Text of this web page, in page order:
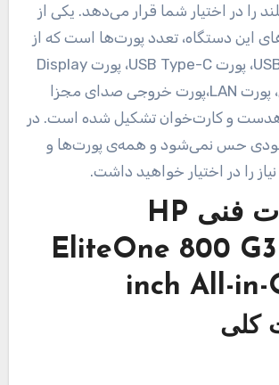
را در اختیار شما قرار می‌دهد. یکی از
این دستگاه، تعدد پورت‌ها است که از
شش پورت USB 3.1، پورت USB Type-C، پورت Display
و HDMI خروجی، پورت LAN،پورت خروجی صدای مجزا
و کارت‌خوان تشکیل شده است. در
حس نمی‌شود و همه‌ی پورت‌ها و
را در اختیار خواهید داشت.
فنی HP
EliteOne 800
inch All-in-
کلی